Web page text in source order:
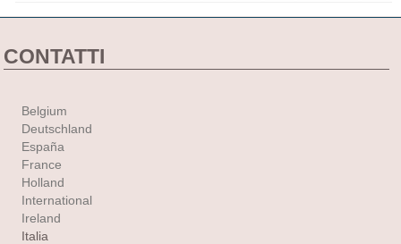
CONTATTI
Belgium
Deutschland
España
France
Holland
International
Ireland
Italia